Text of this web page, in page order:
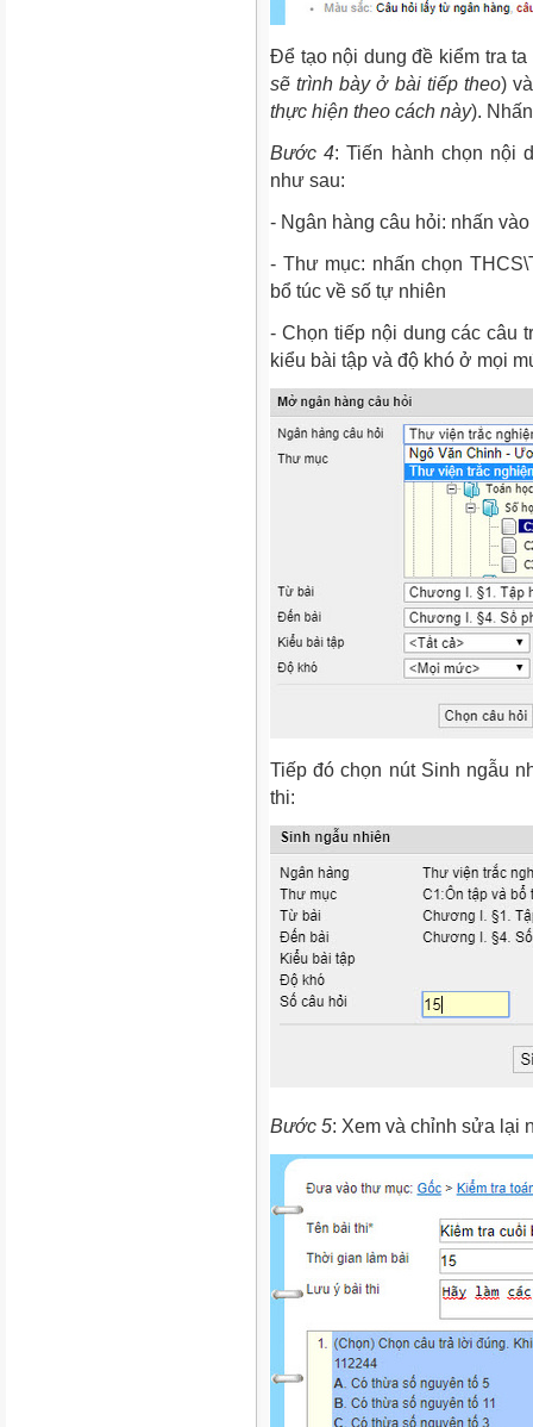
Để tạo nội dung đề kiểm tra
sẽ trình bày ở bài tiếp theo)
thực hiện theo cách này).
Bước 4: Tiến hành chọn nội
như sau:
- Ngân hàng câu hỏi: nhấn
- Thư mục: nhấn chọn
bổ túc về số tự nhiên
- Chọn tiếp nội dung các câu
kiểu bài tập và độ khó ở mọi
Tiếp đó chọn nút Sinh ngẫu
thi:
Bước 5: Xem và chỉnh sửa lại